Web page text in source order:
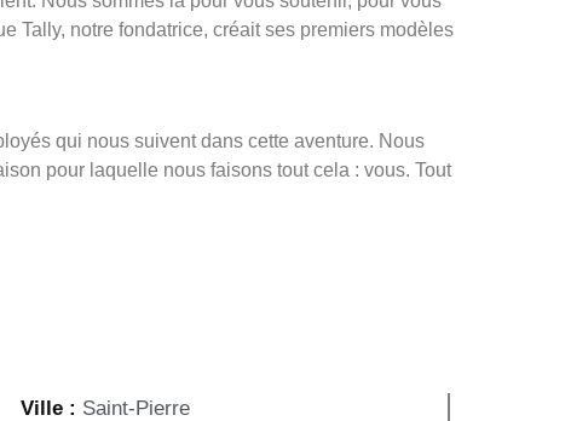
Tally, notre fondatrice, créait ses premiers modèles
qui nous suivent dans cette aventure. Nous
pour laquelle nous faisons tout cela : vous. Tout
Ville : Saint-Pierre